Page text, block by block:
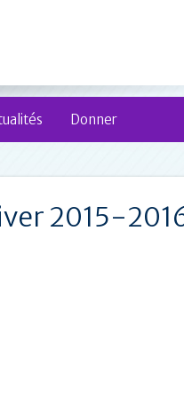
Donner
2015-